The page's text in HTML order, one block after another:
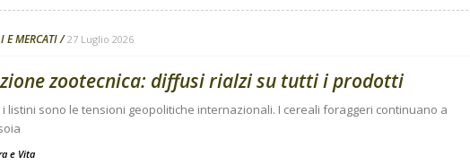
E MERCATI 27 Luglio 2026
zootecnica: diffusi rialzi su tutti i prodotti
listini sono le tensioni geopolitiche internazionali. I cereali foraggeri continuano a
e Vita